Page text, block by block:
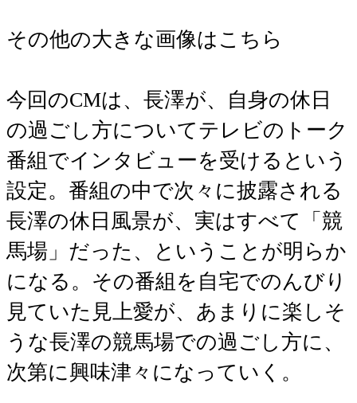
その他の大きな画像はこちら
今回のCMは、長澤が、自身の休日
の過ごし方についてテレビのトーク
番組でインタビューを受けるという
設定。番組の中で次々に披露される
長澤の休日風景が、実はすべて「競
馬場」だった、ということが明らか
になる。その番組を自宅でのんびり
見ていた見上愛が、あまりに楽しそ
うな長澤の競馬場での過ごし方に、
次第に興味津々になっていく。